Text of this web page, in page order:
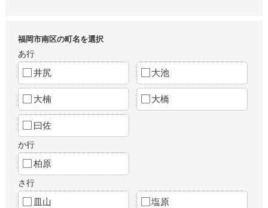
福岡市南区の町名を選択
あ行
井尻 大池
大楠 大橋
曰佐
か行
柏原
さ行
皿山 塩原